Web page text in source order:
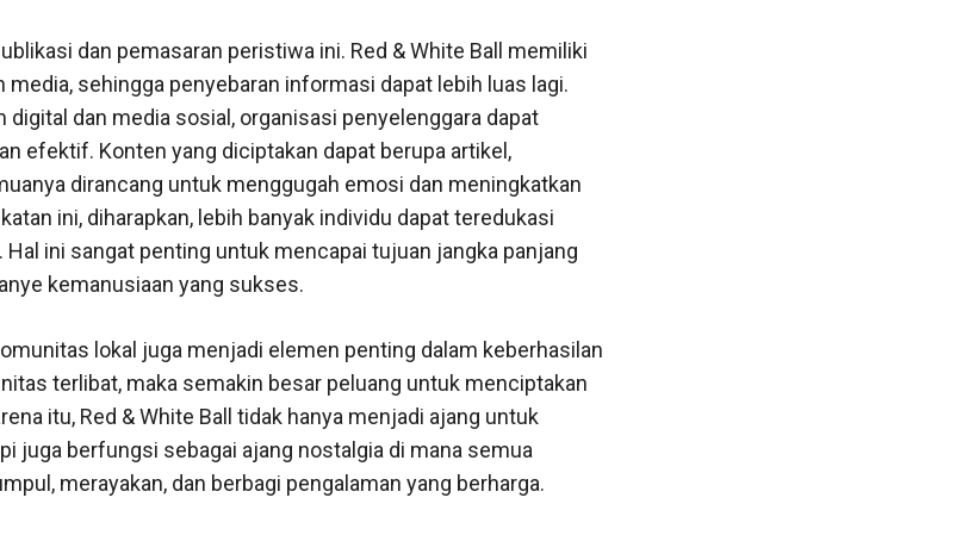
dan pemasaran peristiwa ini. Red & White Ball memiliki
sehingga penyebaran informasi dapat lebih luas lagi.
dan media sosial, organisasi penyelenggara dapat
efektif. Konten yang diciptakan dapat berupa artikel,
dirancang untuk menggugah emosi dan meningkatkan
ini, diharapkan, lebih banyak individu dapat teredukasi
ini sangat penting untuk mencapai tujuan jangka panjang
kemanusiaan yang sukses.
lokal juga menjadi elemen penting dalam keberhasilan
terlibat, maka semakin besar peluang untuk menciptakan
itu, Red & White Ball tidak hanya menjadi ajang untuk
juga berfungsi sebagai ajang nostalgia di mana semua
merayakan, dan berbagi pengalaman yang berharga.